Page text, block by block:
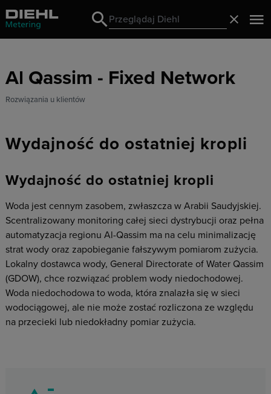
Search
Search
Al Qassim - Fixed Network
Rozwiązania u klientów
Wydajność do ostatniej kropli
Wydajność do ostatniej kropli
Woda jest cennym zasobem, zwłaszcza w Arabii Saudyjskiej.
Scentralizowany monitoring całej sieci dystrybucji oraz pełna
automatyzacja regionu Al-Qassim ma na celu minimalizację
strat wody oraz zapobieganie fałszywym pomiarom zużycia.
Lokalny dostawca wody, General Directorate of Water Qassim
(GDOW), chce rozwiązać problem wody niedochodowej.
Woda niedochodowa to woda, która znalazła się w sieci
wodociągowej, ale nie może zostać rozliczona ze względu
na przecieki lub niedokładny pomiar zużycia.